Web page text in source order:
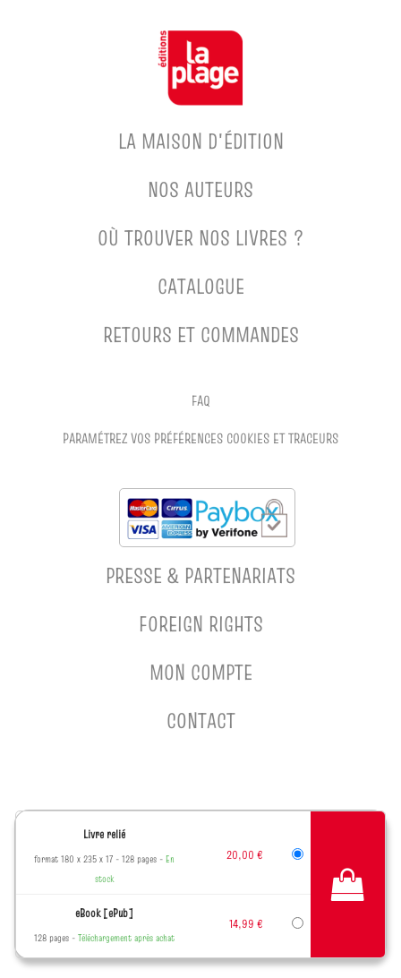
Livre relié
format 180 x 235 x 17 128 pages
En
stock
20,00 €
eBook [ePub]
128 pages Téléchargement après achat
14,99 €
LA MAISON D'ÉDITION
NOS AUTEURS
OÙ TROUVER NOS LIVRES ?
CATALOGUE
RETOURS ET COMMANDES
FAQ
PARAMÉTREZ VOS PRÉFÉRENCES COOKIES ET TRACEURS
PRESSE & PARTENARIATS
FOREIGN RIGHTS
MON COMPTE
CONTACT
CHARTES DES DONNÉES PERSONNELLES
CONDITIONS GÉNÉRALES D'UTILISATION
CHARTE DE RÉFÉRENCEMENT